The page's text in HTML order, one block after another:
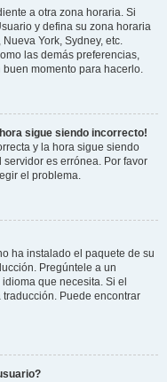
a otra zona horaria. Si
y defina su zona horaria
York, Sydney, etc.
las demás preferencias,
momento para hacerlo.
sigue siendo incorrecto!
y la hora sigue siendo
es errónea. Por favor
el problema.
ha instalado el paquete de su
Pregúntele a un
que necesita. Si el
Puede encontrar